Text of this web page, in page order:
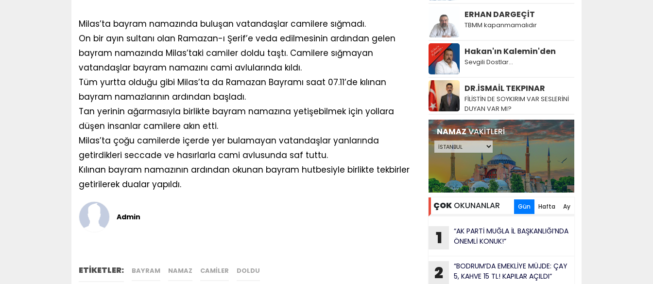
Milas’ta bayram namazında buluşan vatandaşlar camilere sığmadı.
On bir ayın sultanı olan Ramazan-ı Şerif’e veda edilmesinin ardından gelen
bayram namazında Milas’taki camiler doldu taştı. Camilere sığmayan
vatandaşlar bayram namazını cami avlularında kıldı.
Tüm yurtta olduğu gibi Milas’ta da Ramazan Bayramı saat 07.11’de kılınan
bayram namazlarının ardından başladı.
Tan yerinin ağarmasıyla birlikte bayram namazına yetişebilmek için yollara
düşen insanlar camilere akın etti.
Milas’ta çoğu camilerde içerde yer bulamayan vatandaşlar yanlarında
getirdikleri seccade ve hasırlarla cami avlusunda saf tuttu.
Kılınan bayram namazının ardından okunan bayram hutbesiyle birlikte tekbirler
getirilerek dualar yapıldı.
Admin
ETİKETLER: BAYRAM NAMAZ CAMILER DOLDU
ERHAN DARGEÇİT
TBMM kapanmamalıdır
Hakan'ın Kalemin'den
Sevgili Dostlar...
DR.İSMAİL TEKPINAR
FİLİSTİN DE SOYKIRIM VAR SESLERİNİ
DUYAN VAR MI?
NAMAZVAKİTLERİ
ÇOK OKUNANLAR Gün Hafta Ay
1
“AK PARTİ MUĞLA İL BAŞKANLIĞI’NDA
ÖNEMLİ KONUK!”
2
“BODRUM’DA EMEKLİYE MÜJDE: ÇAY
5, KAHVE 15 TL! KAPILAR AÇILDI”